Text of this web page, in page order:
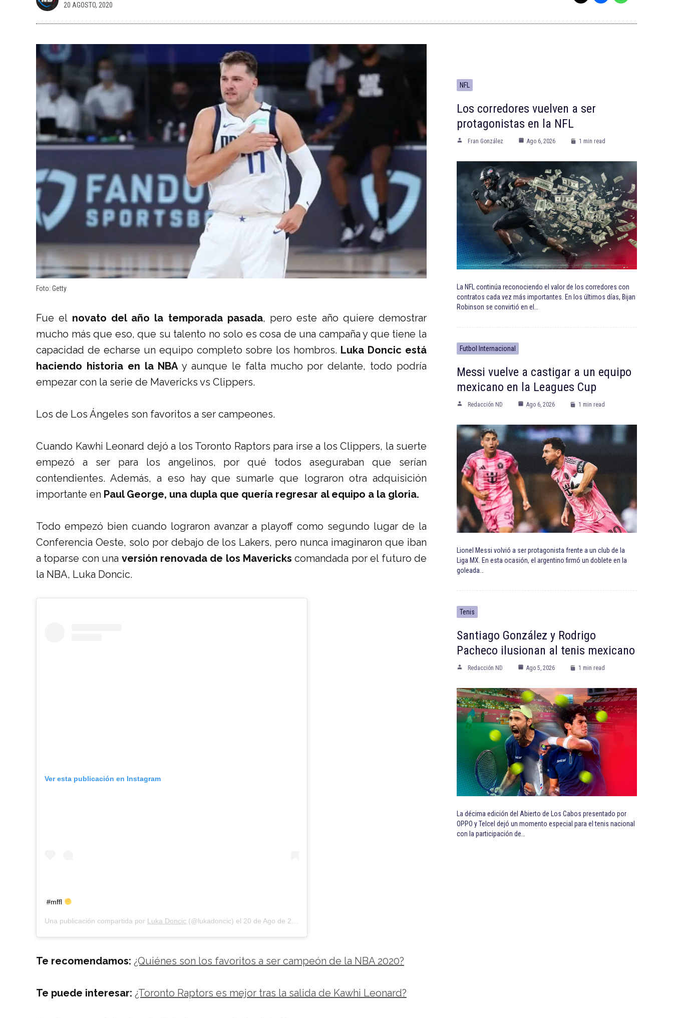
20 AGOSTO, 2020
Foto: Getty
Fue el novato del año la temporada pasada, pero este año quiere demostrar
mucho más que eso, que su talento no solo es cosa de una campaña y que tiene la
capacidad de echarse un equipo completo sobre los hombros. Luka Doncic está
haciendo historia en la NBAy aunque le falta mucho por delante, todo podría
empezar con la serie de Mavericks vs Clippers.
Los de Los Ángeles son favoritos a ser campeones.
Cuando Kawhi Leonard dejó a los Toronto Raptors para irse a los Clippers, la suerte
empezó a ser para los angelinos, por qué todos aseguraban que serían
contendientes. Además, a eso hay que sumarle que lograron otra adquisición
importante en Paul George, una dupla que quería regresar al equipo a la gloria.
Todo empezó bien cuando lograron avanzar a playoff como segundo lugar de la
Conferencia Oeste, solo por debajo de los Lakers, pero nunca imaginaron que iban
a toparse con una versión renovada de los Mavericks comandada por el futuro de
la NBA, Luka Doncic.
Ver esta publicación en Instagram
#mffl
Una publicación compartida por Luka Doncic (@lukadoncic) el 20 de Ago de 2020 a las 8:04 PDT
Te recomendamos: ¿Quiénes son los favoritos a ser campeón de la NBA 2020?
Te puede interesar: ¿Toronto Raptors es mejor tras la salida de Kawhi Leonard?
NFL
Los corredores vuelven a ser
protagonistas en la NFL
Fran González Ago 6, 2026 1 min read
La NFL continúa reconociendo el valor de los corredores con
contratos cada vez más importantes. En los últimos días, Bijan
Robinson se convirtió en el…
Futbol Internacional
Messi vuelve a castigar a un equipo
mexicano en la Leagues Cup
Redacción ND Ago 6, 2026 1 min read
Lionel Messi volvió a ser protagonista frente a un club de la
Liga MX. En esta ocasión, el argentino firmó un doblete en la
goleada…
Tenis
Santiago González y Rodrigo
Pacheco ilusionan al tenis mexicano
Redacción ND Ago 5, 2026 1 min read
La décima edición del Abierto de Los Cabos presentado por
OPPO y Telcel dejó un momento especial para el tenis nacional
con la participación de…